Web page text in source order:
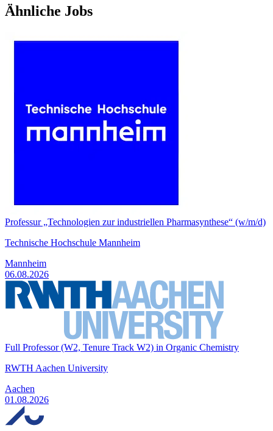
Ähnliche Jobs
Professur „Technologien zur industriellen Pharmasynthese“ (w/m/d)
Technische Hochschule Mannheim
Mannheim
06.08.2026
Full Professor (W2, Tenure Track W2) in Organic Chemistry
RWTH Aachen University
Aachen
01.08.2026